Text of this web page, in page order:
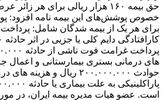
حق بیمه ۱۶۰ هزار ریالی برای هر
خصوص پوشش‌های این بیمه نامه افزود:
برای هر یک از بیمه شدگان شامل:
های درمانی بستری بیمارستانی و اعمال
حوادث ۲۰۰.۰۰۰.۰۰۰ ریال و
است. عضو هیات مدیره بیمه ایران، در